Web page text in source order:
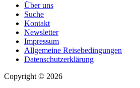
Über uns
Suche
Kontakt
Newsletter
Impressum
Allgemeine Reisebedingungen
Datenschutzerklärung
Copyright © 2026